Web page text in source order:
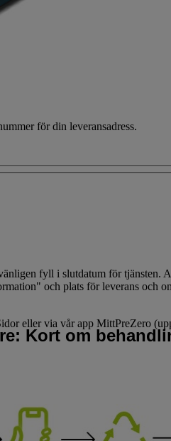
Kort om
för din leveransadress.
fyll i slutdatum för tjänsten.
och plats för leverans och
eller via vår app MittPreZero